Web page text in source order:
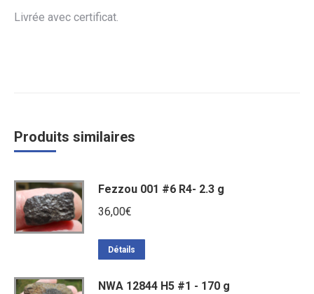
Livrée avec certificat.
Produits similaires
Fezzou 001 #6 R4- 2.3 g
36,00€
Détails
NWA 12844 H5 #1 - 170 g